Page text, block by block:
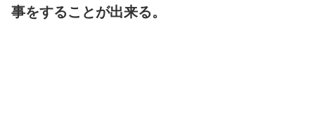
事をすることが出来る。